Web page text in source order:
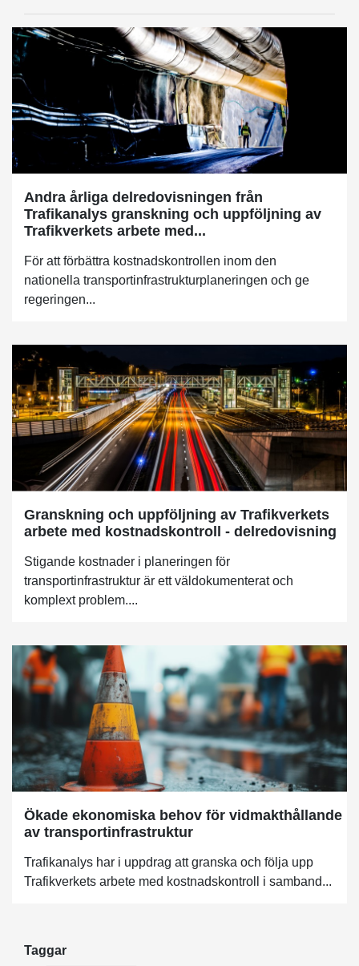
Andra årliga delredovisningen från
Trafikanalys granskning och uppföljning av
Trafikverkets arbete med...
För att förbättra kostnadskontrollen inom den
nationella transportinfrastrukturplaneringen och ge
regeringen...
Granskning och uppföljning av Trafikverkets
arbete med kostnadskontroll - delredovisning
Stigande kostnader i planeringen för
transportinfrastruktur är ett väldokumenterat och
komplext problem....
Ökade ekonomiska behov för vidmakthållande
av transportinfrastruktur
Trafikanalys har i uppdrag att granska och följa upp
Trafikverkets arbete med kostnadskontroll i samband...
Taggar